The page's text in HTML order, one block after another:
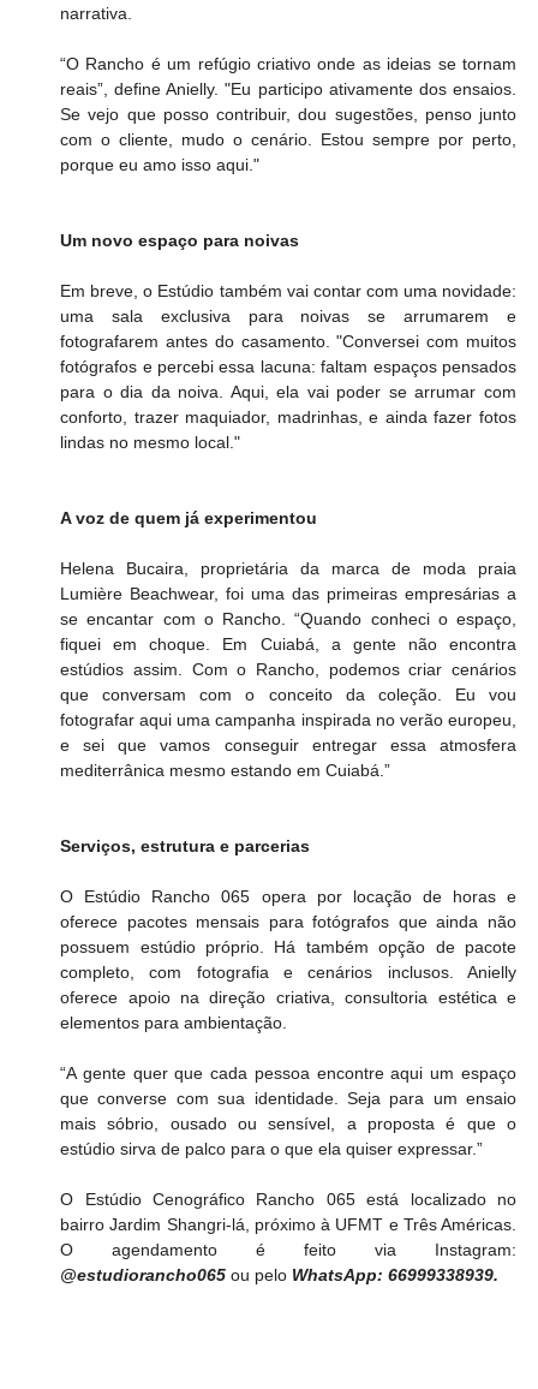
narrativa.
“O Rancho é um refúgio criativo onde as ideias se tornam
reais”, define Anielly. "Eu participo ativamente dos ensaios.
Se vejo que posso contribuir, dou sugestões, penso junto
com o cliente, mudo o cenário. Estou sempre por perto,
porque eu amo isso aqui."
Um novo espaço para noivas
Em breve, o Estúdio também vai contar com uma novidade:
uma sala exclusiva para noivas se arrumarem e
fotografarem antes do casamento. "Conversei com muitos
fotógrafos e percebi essa lacuna: faltam espaços pensados
para o dia da noiva. Aqui, ela vai poder se arrumar com
conforto, trazer maquiador, madrinhas, e ainda fazer fotos
lindas no mesmo local."
A voz de quem já experimentou
Helena Bucaira, proprietária da marca de moda praia
Lumière Beachwear, foi uma das primeiras empresárias a
se encantar com o Rancho. “Quando conheci o espaço,
fiquei em choque. Em Cuiabá, a gente não encontra
estúdios assim. Com o Rancho, podemos criar cenários
que conversam com o conceito da coleção. Eu vou
fotografar aqui uma campanha inspirada no verão europeu,
e sei que vamos conseguir entregar essa atmosfera
mediterrânica mesmo estando em Cuiabá.”
Serviços, estrutura e parcerias
O Estúdio Rancho 065 opera por locação de horas e
oferece pacotes mensais para fotógrafos que ainda não
possuem estúdio próprio. Há também opção de pacote
completo, com fotografia e cenários inclusos. Anielly
oferece apoio na direção criativa, consultoria estética e
elementos para ambientação.
“A gente quer que cada pessoa encontre aqui um espaço
que converse com sua identidade. Seja para um ensaio
mais sóbrio, ousado ou sensível, a proposta é que o
estúdio sirva de palco para o que ela quiser expressar.”
O Estúdio Cenográfico Rancho 065 está localizado no
bairro Jardim Shangri-lá, próximo à UFMT e Três Américas.
O agendamento é feito via Instagram:
@estudiorancho065 ou pelo WhatsApp: 66999338939.